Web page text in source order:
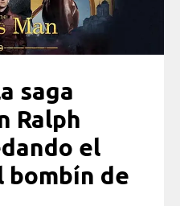
saga
Ralph
el
bombín de